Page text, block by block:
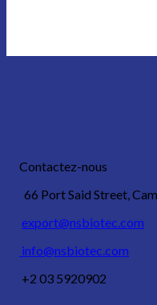
Contactez-nous
66 Port Said Street,
export@nsbiotec.com
info@nsbiotec.com
+2 03 5920902